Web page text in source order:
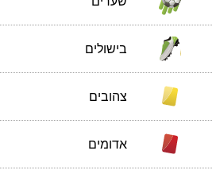
בישולים
צהובים
אדומים